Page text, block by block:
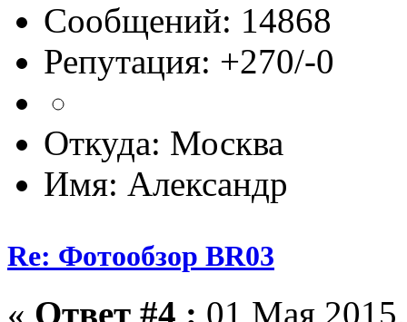
Сообщений: 14868
Репутация: +270/-0
Откуда: Москва
Имя: Александр
Re: Фотообзор BR03
« Ответ #4 : 01 Мая